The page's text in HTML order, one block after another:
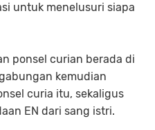
untuk menelusuri siapa
ponsel curian berada di
kemudian
curia itu, sekaligus
EN dari sang istri.